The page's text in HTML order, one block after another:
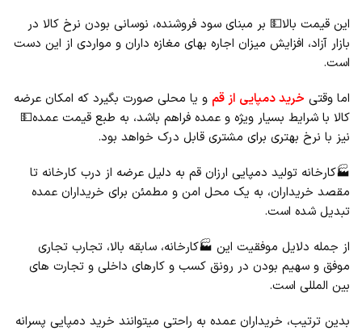
این قیمت بالا💵 بر مبنای سود فروشنده، نوسانی بودن نرخ کالا در
بازار آزاد، افزایش میزان اجاره بهای مغازه داران و مواردی از این دست
است.
اما وقتی خرید دمپایی از قم و یا محلی صورت بگیرد که امکان عرضه
کالا با شرایط بسیار ویژه و عمده فراهم باشد، به طبع قیمت عمده💵
نیز با نرخ بهتری برای مشتری قابل درک خواهد بود.
🏭کارخانه تولید دمپایی ارزان قم به دلیل عرضه از درب کارخانه تا
مقصد خریداران، به یک محل امن و مطمئن برای خریداران عمده
تبدیل شده است.
از جمله دلایل موفقیت این 🏭کارخانه، سابقه بالا، تجارب تجاری
موفق و سهیم بودن در رونق کسب و کارهای داخلی و تجارت های
بین المللی است.
بدین ترتیب، خریداران عمده به راحتی میتوانند خرید دمپایی پسرانه